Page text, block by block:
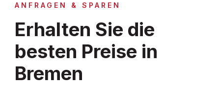
ANFRAGEN & SPAREN
Erhalten Sie die
besten Preise in
Bremen